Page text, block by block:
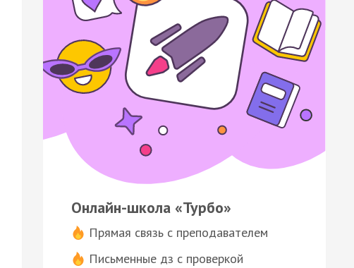
Онлайн-школа «Турбо»
Прямая связь с преподавателем
Письменные дз с проверкой